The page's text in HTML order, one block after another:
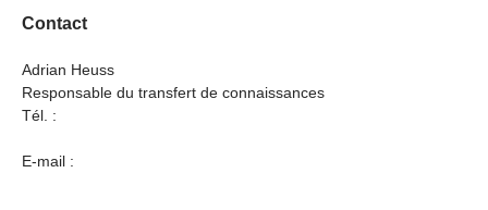
Contact
Adrian Heuss
Responsable du transfert de connaissances
Tél. :
E-mail :